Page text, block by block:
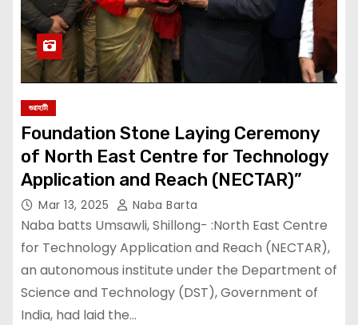
গুৱাহাটী
Foundation Stone Laying Ceremony
of North East Centre for Technology
Application and Reach (NECTAR)”
Mar 13, 2025 Naba Barta
Naba batts Umsawli, Shillong- :North East Centre
for Technology Application and Reach (NECTAR),
an autonomous institute under the Department of
Science and Technology (DST), Government of
India, had laid the…